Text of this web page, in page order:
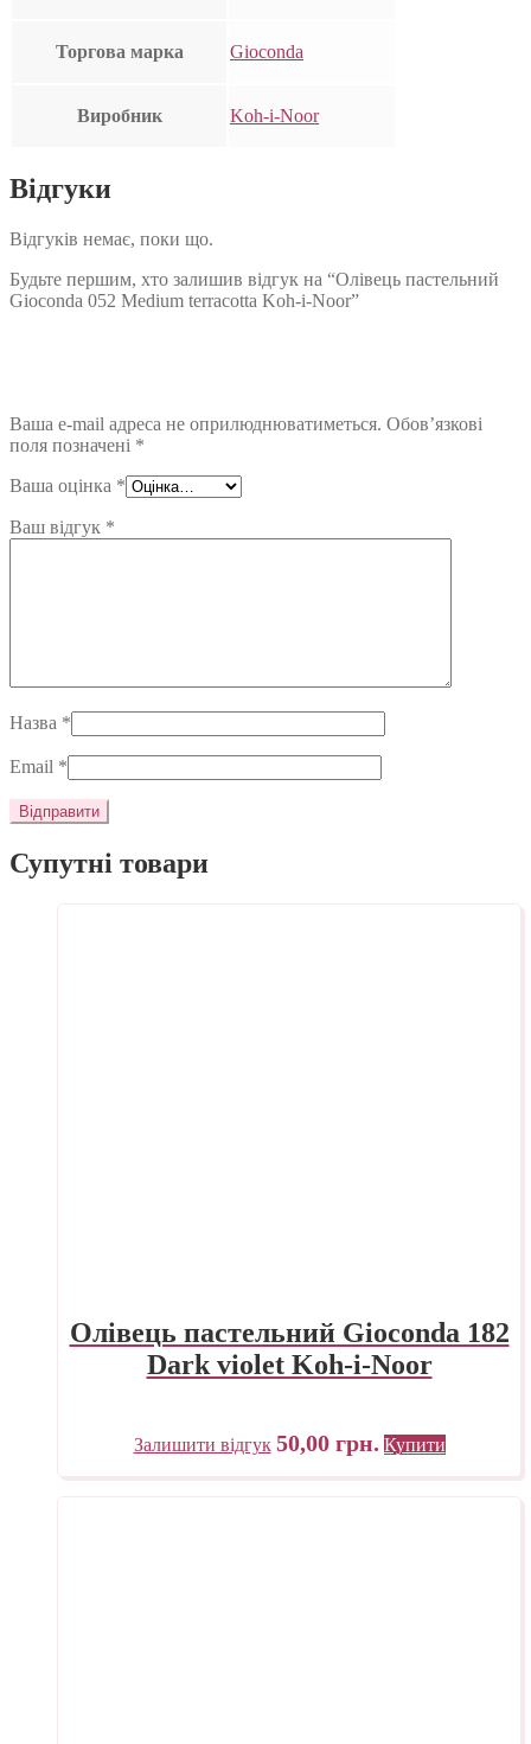
Торгова марка Gioconda
Виробник Koh-i-Noor
Відгуки
Відгуків немає, поки що.
Будьте першим, хто залишив відгук на “Олівець пастельний
Gioconda 052 Medium terracotta Koh-i-Noor”
Ваша e-mail адреса не оприлюднюватиметься. Обов’язкові
поля позначені *
Ваша оцінка *
Ваш відгук *
Назва *
Email *
Супутні товари
Олівець пастельний Gioconda 182
Dark violet Koh-i-Noor
Залишити відгук 50,00 грн. Купити